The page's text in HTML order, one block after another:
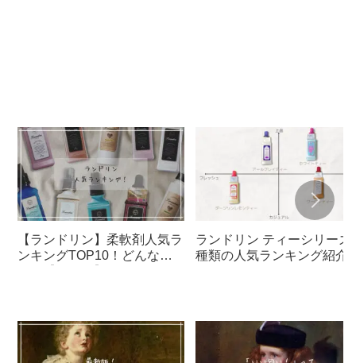
【ランドリン】柔軟剤人気ラ
ンキングTOP10！どんな匂
ランドリン ティーシリーズ
種類の人気ランキング紹介